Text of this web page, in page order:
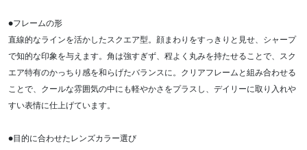
●フレームの形
直線的なラインを活かしたスクエア型。顔まわりをすっきりと見せ、シャープ
で知的な印象を与えます。角は強すぎず、程よく丸みを持たせることで、スク
エア特有のかっちり感を和らげたバランスに。クリアフレームと組み合わせる
ことで、クールな雰囲気の中にも軽やかさをプラスし、デイリーに取り入れや
すい表情に仕上げています。
●目的に合わせたレンズカラー選び